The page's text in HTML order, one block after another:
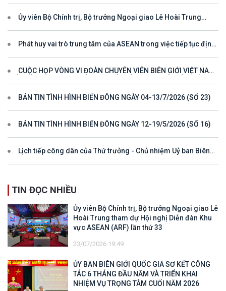
phán đối với vùng đặc quyền kinh tế và thềm lục địa của quốc gia
ven biển
Ủy viên Bộ Chính trị, Bộ trưởng Ngoại giao Lê Hoài Trung
Phát huy vai trò trung tâm của ASEAN trong việc tiếp tục định
CUỘC HỌP VÒNG VI ĐOÀN CHUYÊN VIÊN BIÊN GIỚI VIỆT NAM
TRIỂN
BẢN TIN TÌNH HÌNH BIỂN ĐÔNG NGÀY 04-13/7/2026 (SỐ 23)
BẢN TIN TÌNH HÌNH BIỂN ĐÔNG NGÀY 12-19/5/2026 (SỐ 16)
Lịch tiếp công dân của Thứ trưởng - Chủ nhiệm Uỷ ban Biên
TIN ĐỌC NHIỀU
Ủy viên Bộ Chính trị, Bộ trưởng Ngoại giao Lê
Hoài Trung tham dự Hội nghị Diễn đàn Khu
vực ASEAN (ARF) lần thứ 33
23/07/2026 19:49
ỦY BAN BIÊN GIỚI QUỐC GIA SƠ KẾT CÔNG
TÁC 6 THÁNG ĐẦU NĂM VÀ TRIỂN KHAI
NHIỆM VỤ TRỌNG TÂM CUỐI NĂM 2026